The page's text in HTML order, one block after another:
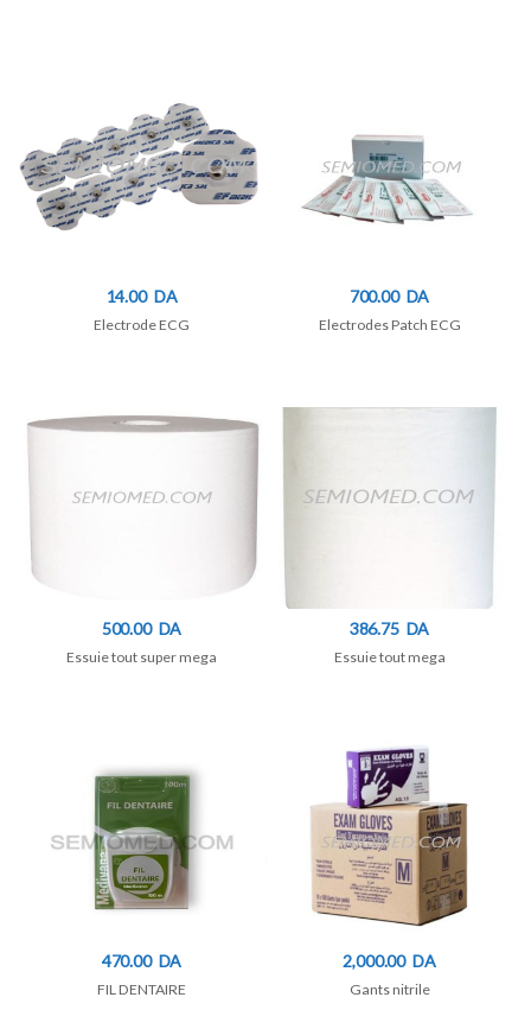
14.00 DA
Electrode ECG
700.00 DA
Electrodes Patch ECG
500.00 DA
Essuie tout super mega
386.75 DA
Essuie tout mega
470.00 DA
FIL DENTAIRE
2,000.00 DA
Gants nitrile